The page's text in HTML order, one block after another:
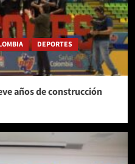
DEPORTES
años de construcción